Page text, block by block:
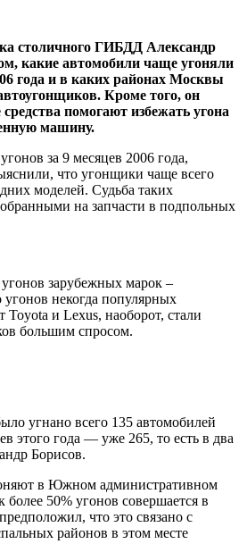
столичного ГИБДД Александр
какие автомобили чаще угоняли
года и в каких районах Москвы
Кроме того, он
помогают избежать угона
машину.
за 9 месяцев 2006 года,
что угонщики чаще всего
моделей. Судьба таких
на запчасти в подпольных
зарубежных марок –
угонов некогда популярных
Toyota и Lexus, наоборот, стали
большим спросом.
угнано всего 135 автомобилей
этого года — уже 265, то есть в два
Борисов.
в Южном административном
более 50% угонов совершается в
что это связано с
районов в этом месте